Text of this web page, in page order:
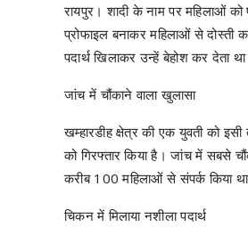
रायपुर। शादी के नाम पर महिलाओं
प्रोफाइल बनाकर महिलाओं से दोस्ती
पदार्थ खिलाकर उन्हें बेहोश कर देता
जांच में चौंकाने वाला खुलासा
खम्हारडीह क्षेत्र की एक युवती को
को गिरफ्तार किया है। जांच में सबसे
करीब 100 महिलाओं से संपर्क किया
चिकन में मिलाया नशीला पदार्थ